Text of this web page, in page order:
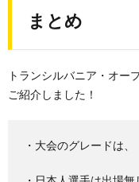
まとめ
トランシルバニア・オー
ご紹介しました！
・大会のグレードは